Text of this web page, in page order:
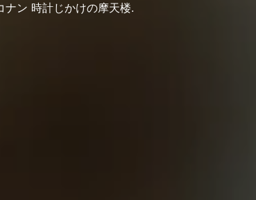
ン 時計じかけの摩天楼.